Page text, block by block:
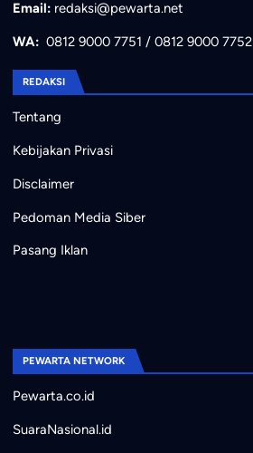
Email: redaksi@pewarta.net
WA: 0812 9000 7751 / 0812 9000 7752
REDAKSI
Tentang
Kebijakan Privasi
Disclaimer
Pedoman Media Siber
Pasang Iklan
PEWARTA NETWORK
Pewarta.co.id
SuaraNasional.id